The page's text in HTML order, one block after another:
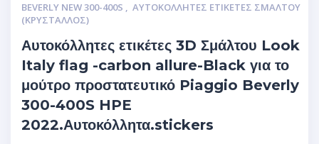
BEVERLY NEW 300-400S , ΑΥΤΟΚΌΛΛΗΤΕΣ ΕΤΙΚΈΤΕΣ ΣΜΆΛΤΟΥ
(ΚΡΥΣΤΑΛΛΟΣ)
Αυτοκόλλητες ετικέτες 3D Σμάλτου Look
Italy flag -carbon allure-Black για το
μούτρο προστατευτικό Piaggio Beverly
300-400S HPE
2022.Αυτοκόλλητα.stickers